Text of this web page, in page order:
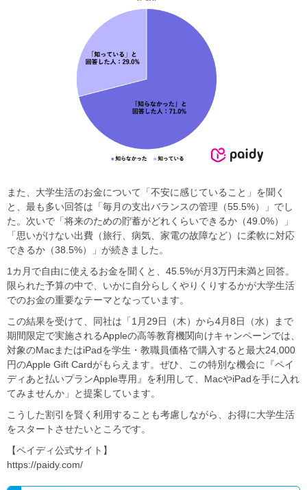
また、⼤学⽣活のお⾦について「不安に感じていること」を聞く
と、最も多い回答は「毎⽉の⽀出バランスの管理（55.5%）」でし
た。次いで「将来のための貯蓄がどれくらいできるか（49.0%）」
「思いがけない出費（旅⾏、病気、家電の故障など）に柔軟に対応
できるか（38.5%）」が続きました。
1カ月で⾃由に使えるお⾦を聞くと、45.5%が⽉3万円未満と回答。
限られた予算の中で、いかに⾃分らしくやりくりするかが⼤学⽣活
でのお⾦の重要なテーマとなっています。
この結果を受けて、同社は「1⽉29⽇（⽊）から4⽉8⽇（⽔）まで
期間限定で実施されるAppleの⾼等教育機関向けキャンペーンでは、
対象のMacまたはiPadを学⽣・教職員価格で購⼊すると最⼤24,000
円のApple Gift Cardがもらえます。ぜひ、この特別な機会に『ペイ
ディあと払いプランApple専⽤』を利⽤して、MacやiPadを⼿に⼊れ
てみませんか」と提案しています。
こうした割引を賢く利用することも考慮しながら、お得に大学生活
をスタートさせたいところです。
【ペイディ公式サイト】
https://paidy.com/